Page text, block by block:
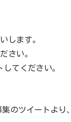
します。
さい。
てください。
のツイートより、